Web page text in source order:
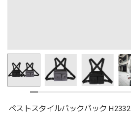
ベストスタイルバックパック H2332